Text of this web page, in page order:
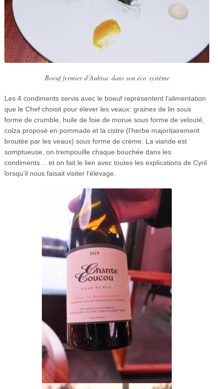
Boeuf fermier d’Aubrac dans son éco système
Les 4 condiments servis avec le boeuf représentent l’alimentation
que le Chef choisit pour élever les veaux: graines de lin sous
forme de crumble, huile de foie de morue sous forme de velouté,
colza proposé en pommade et la cistre (l’herbe majoritairement
broutée par les veaux) sous forme de crème. La viande est
somptueuse, on trempouille chaque bouchée dans les
condiments… et on fait le lien avec toutes les explications de Cyril
lorsqu’il nous faisait visiter l’élevage.